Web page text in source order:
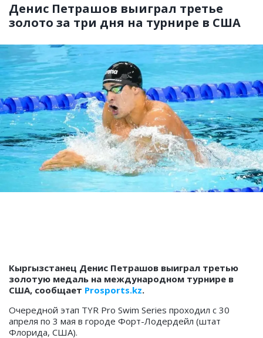
Денис Петрашов выиграл третье
золото за три дня на турнире в США
Кыргызстанец Денис Петрашов выиграл третью
золотую медаль на международном турнире в
США, сообщает Prosports.kz.
Очередной этап TYR Pro Swim Series проходил с 30
апреля по 3 мая в городе Форт-Лодердейл (штат
Флорида, США).